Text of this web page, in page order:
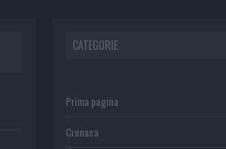
CATEGORIE
Prima pagina
Cronaca